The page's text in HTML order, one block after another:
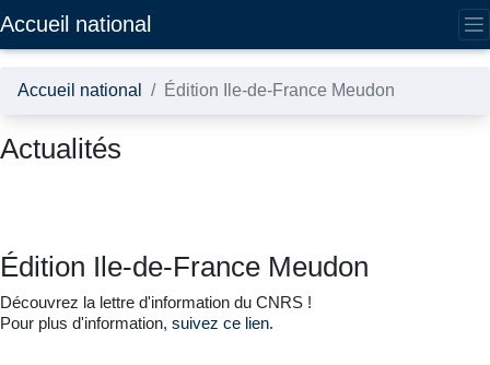
Accueil national
Accueil national Édition Ile-de-France Meudon
Actualités
Édition Ile-de-France Meudon
Découvrez la lettre d'information du CNRS !
Pour plus d'information, suivez ce lien.